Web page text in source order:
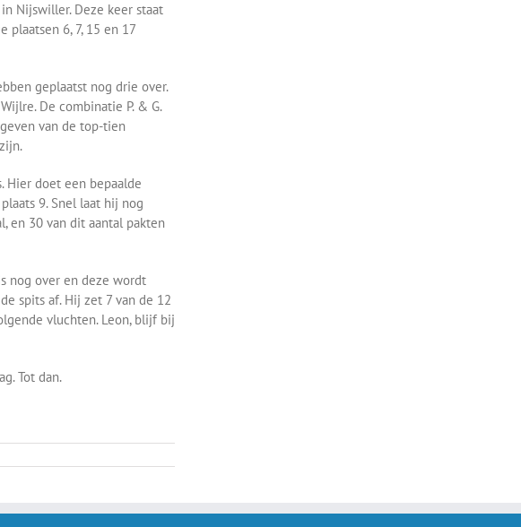
Nijswiller. Deze keer staat
plaatsen 6, 7, 15 en 17
geplaatst nog drie over.
De combinatie P. & G.
van de top-tien
Hier doet een bepaalde
9. Snel laat hij nog
en 30 van dit aantal pakten
nog over en deze wordt
spits af. Hij zet 7 van de 12
vluchten. Leon, blijf bij
Tot dan.